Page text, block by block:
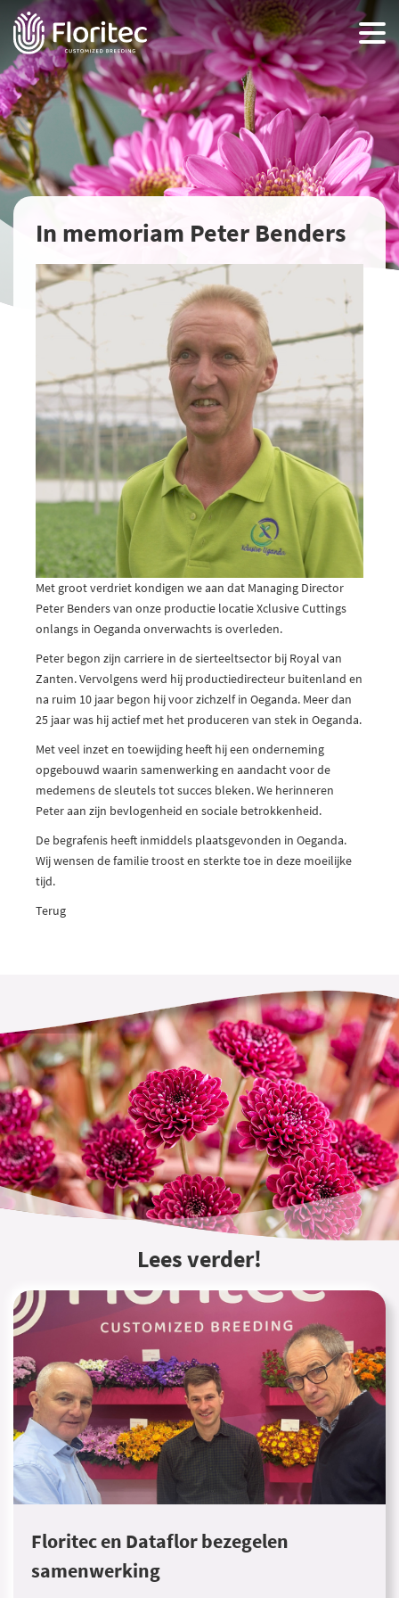
In memoriam Peter Benders
Met groot verdriet kondigen we aan dat Managing Director
Peter Benders van onze productie locatie Xclusive Cuttings
onlangs in Oeganda onverwachts is overleden.
Peter begon zijn carriere in de sierteeltsector bij Royal van
Zanten. Vervolgens werd hij productiedirecteur buitenland en
na ruim 10 jaar begon hij voor zichzelf in Oeganda. Meer dan
25 jaar was hij actief met het produceren van stek in Oeganda.
Met veel inzet en toewijding heeft hij een onderneming
opgebouwd waarin samenwerking en aandacht voor de
medemens de sleutels tot succes bleken. We herinneren
Peter aan zijn bevlogenheid en sociale betrokkenheid.
De begrafenis heeft inmiddels plaatsgevonden in Oeganda.
Wij wensen de familie troost en sterkte toe in deze moeilijke
tijd.
Terug
Lees verder!
Floritec en Dataflor bezegelen
samenwerking